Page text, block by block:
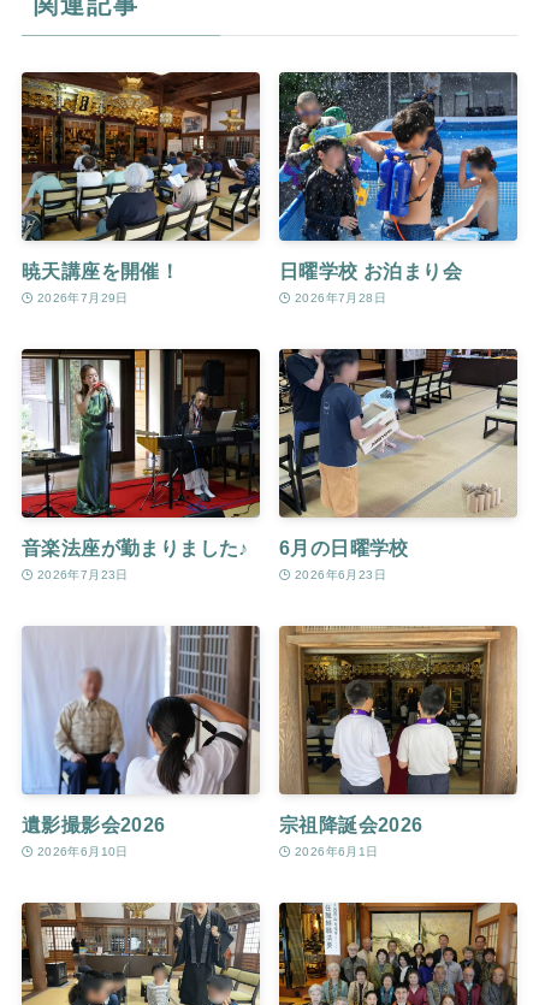
暁天講座を開催！
2026年7月29日
日曜学校 お泊まり会
2026年7月28日
音楽法座が勤まりました♪
2026年7月23日
6月の日曜学校
2026年6月23日
遺影撮影会2026
2026年6月10日
宗祖降誕会2026
2026年6月1日